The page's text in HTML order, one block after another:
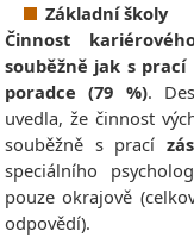
Základní školy
Činnost
souběžně jak s
poradce (79 %).
uvedla, že činnost
souběžně s prací
speciálního
pouze okrajově
odpovědí).